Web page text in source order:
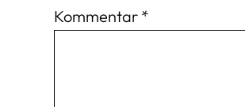
Kommentar *